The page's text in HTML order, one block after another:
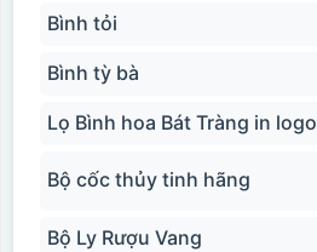
Bình tỏi
Bình tỳ bà
Lọ Bình hoa Bát Tràng in logo
Bộ cốc thủy tinh hãng
Bộ Ly Rượu Vang